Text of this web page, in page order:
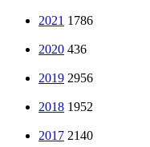
2021 1786
2020 436
2019 2956
2018 1952
2017 2140